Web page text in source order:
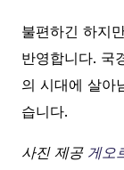
불편하긴 하지
반영합니다. 국
의 시대에 살아
습니다.
사진 제공 게오